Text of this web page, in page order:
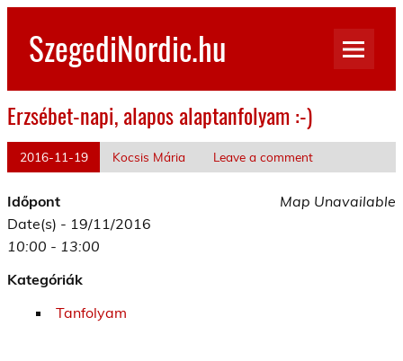
Skip
contentSzegediNordic.hu
Erzsébet-napi, alapos alaptanfolyam :-)
2016-11-19 Kocsis Mária Leave a comment
Map Unavailable
Időpont
Date(s) - 19/11/2016
10:00 - 13:00
Kategóriák
Tanfolyam